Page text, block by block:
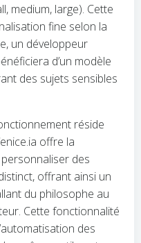
medium, large). Cette
fine selon la
un développeur
d’un modèle
des sujets sensibles
réside
offre la
des
offrant ainsi un
du philosophe au
Cette fonctionnalité
des